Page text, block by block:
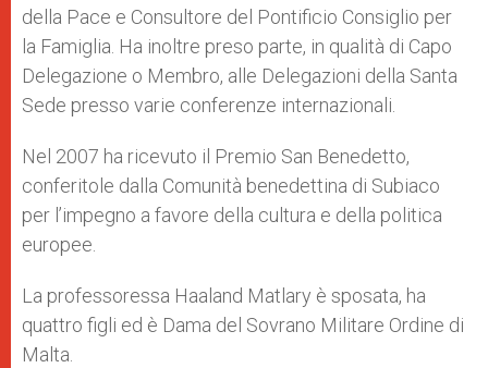
della Pace e Consultore del Pontificio Consiglio per
la Famiglia. Ha inoltre preso parte, in qualità di Capo
Delegazione o Membro, alle Delegazioni della Santa
Sede presso varie conferenze internazionali.
Nel 2007 ha ricevuto il Premio San Benedetto,
conferitole dalla Comunità benedettina di Subiaco
per l’impegno a favore della cultura e della politica
europee.
La professoressa Haaland Matlary è sposata, ha
quattro figli ed è Dama del Sovrano Militare Ordine di
Malta.